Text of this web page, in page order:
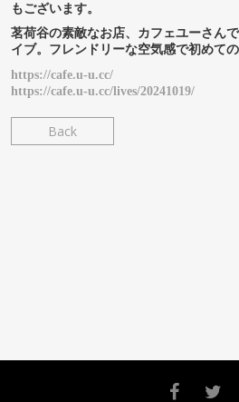
もございます。
茗荷谷の素敵なお店、カフェユーさん
イブ。フレンドリーな空気感で初めて
https://cafe.u-u.cc/
https://cafe.u-u.cc/lives/20241019/
Back